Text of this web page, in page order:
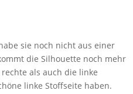
sie noch nicht aus einer
die Silhouette noch mehr
als auch die linke
linke Stoffseite haben.